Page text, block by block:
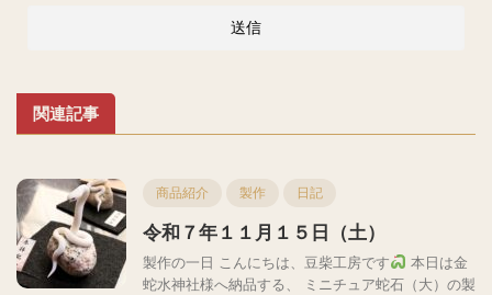
関連記事
商品紹介 製作 日記
令和７年１１月１５日（土）
製作の一日 こんにちは、豆柴工房です
本日は金
蛇水神社様へ納品する、 ミニチュア蛇石（大）の製